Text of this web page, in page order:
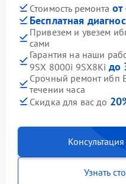
Стоимость ремонта
Бесплатная
Привезем и увезем
сами
Гарантия на наши
9SX 8000i 9SX8Ki до
Срочный ремонт ибп
течении часа
Скидка для вас до
Узнать